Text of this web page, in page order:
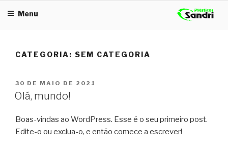
para Menu
CATEGORIA: SEM CATEGORIA
PUBLICADO
EM
30 DE MAIO DE 2021
Olá, mundo!
Boas-vindas ao WordPress. Esse é o seu primeiro post.
Edite-o ou exclua-o, e então comece a escrever!